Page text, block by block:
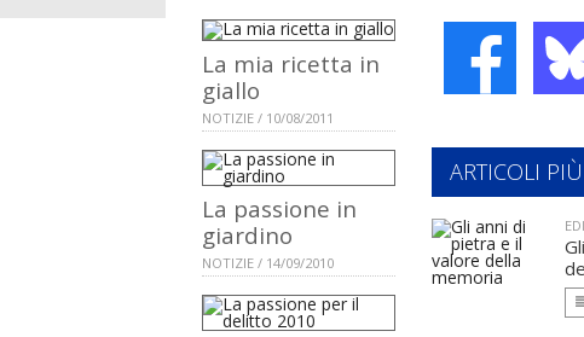
La mia ricetta in
giallo
NOTIZIE / 10/08/2011
La passione in
giardino
NOTIZIE / 14/09/2010
ARTICOLI